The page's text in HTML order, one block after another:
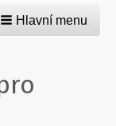
Hlavní menu